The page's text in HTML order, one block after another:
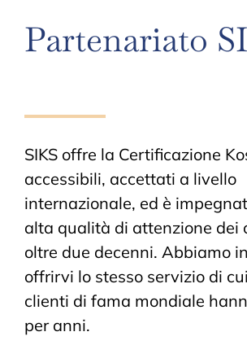
Partenariato
SIKS offre la Certificazione
accessibili, accettati a livello
internazionale, ed è
alta qualità di attenzione dei
oltre due decenni. Abbiamo
offrirvi lo stesso servizio di
clienti di fama mondiale
per anni.